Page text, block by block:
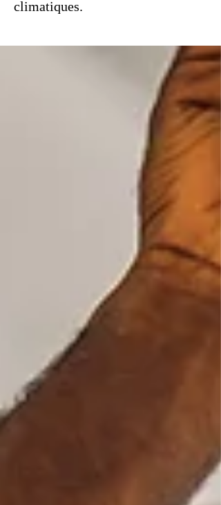
climatiques.